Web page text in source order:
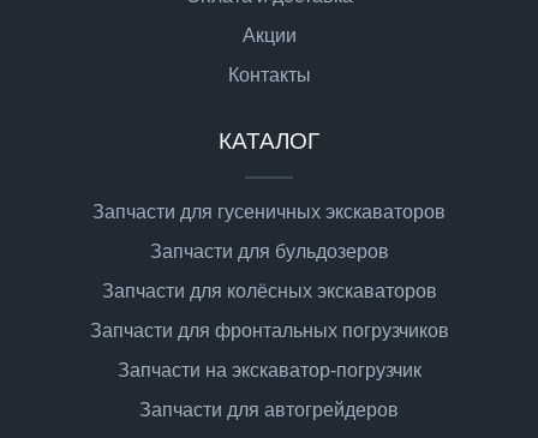
Акции
Контакты
КАТАЛОГ
Запчасти для гусеничных экскаваторов
Запчасти для бульдозеров
Запчасти для колёсных экскаваторов
Запчасти для фронтальных погрузчиков
Запчасти на экскаватор-погрузчик
Запчасти для автогрейдеров